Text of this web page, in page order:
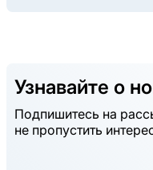
Узнавайте о
Подпишитесь на
не пропустить